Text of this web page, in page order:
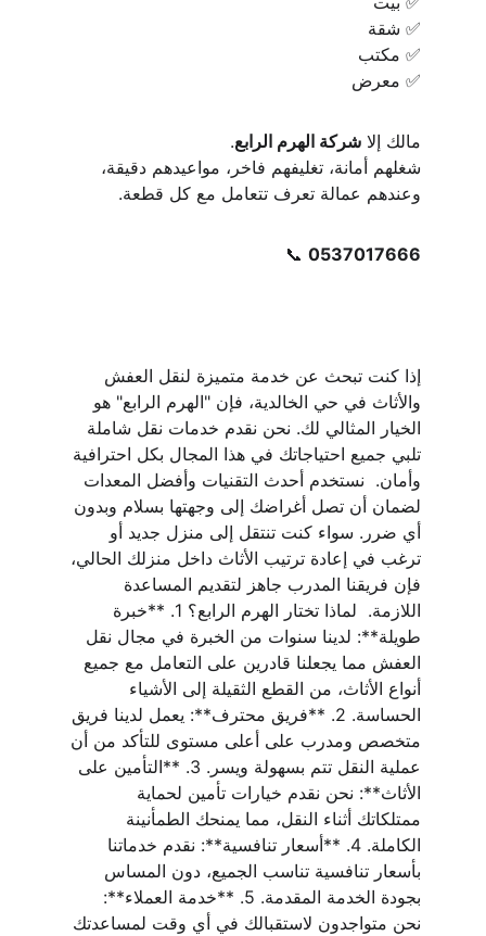
✅ شقة
✅ مكتب
✅ معرض
مالك إلا شركة الهرم الرابع.
شغلهم أمانة، تغليفهم فاخر، مواعيدهم دقيقة،
وعندهم عمالة تعرف تتعامل مع كل قطعة.
📞 0537017666
إذا كنت تبحث عن خدمة متميزة لنقل العفش
والأثاث في حي الخالدية، فإن "الهرم الرابع" هو
الخيار المثالي لك. نحن نقدم خدمات نقل شاملة
تلبي جميع احتياجاتك في هذا المجال بكل احترافية
وأمان.  نستخدم أحدث التقنيات وأفضل المعدات
لضمان أن تصل أغراضك إلى وجهتها بسلام وبدون
أي ضرر. سواء كنت تنتقل إلى منزل جديد أو
ترغب في إعادة ترتيب الأثاث داخل منزلك الحالي،
فإن فريقنا المدرب جاهز لتقديم المساعدة
اللازمة.  لماذا تختار الهرم الرابع؟ 1. **خبرة
طويلة**: لدينا سنوات من الخبرة في مجال نقل
العفش مما يجعلنا قادرين على التعامل مع جميع
أنواع الأثاث، من القطع الثقيلة إلى الأشياء
الحساسة. 2. **فريق محترف**: يعمل لدينا فريق
متخصص ومدرب على أعلى مستوى للتأكد من أن
عملية النقل تتم بسهولة ويسر. 3. **التأمين على
الأثاث**: نحن نقدم خيارات تأمين لحماية
ممتلكاتك أثناء النقل، مما يمنحك الطمأنينة
الكاملة. 4. **أسعار تنافسية**: نقدم خدماتنا
بأسعار تنافسية تناسب الجميع، دون المساس
بجودة الخدمة المقدمة. 5. **خدمة العملاء**:
نحن متواجدون لاستقبالك في أي وقت لمساعدتك